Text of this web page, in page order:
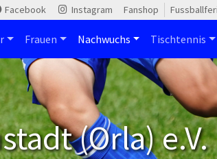
Facebook Instagram Fanshop
Frauen Nachwuchs Tischtennis
(Orla) e.V.